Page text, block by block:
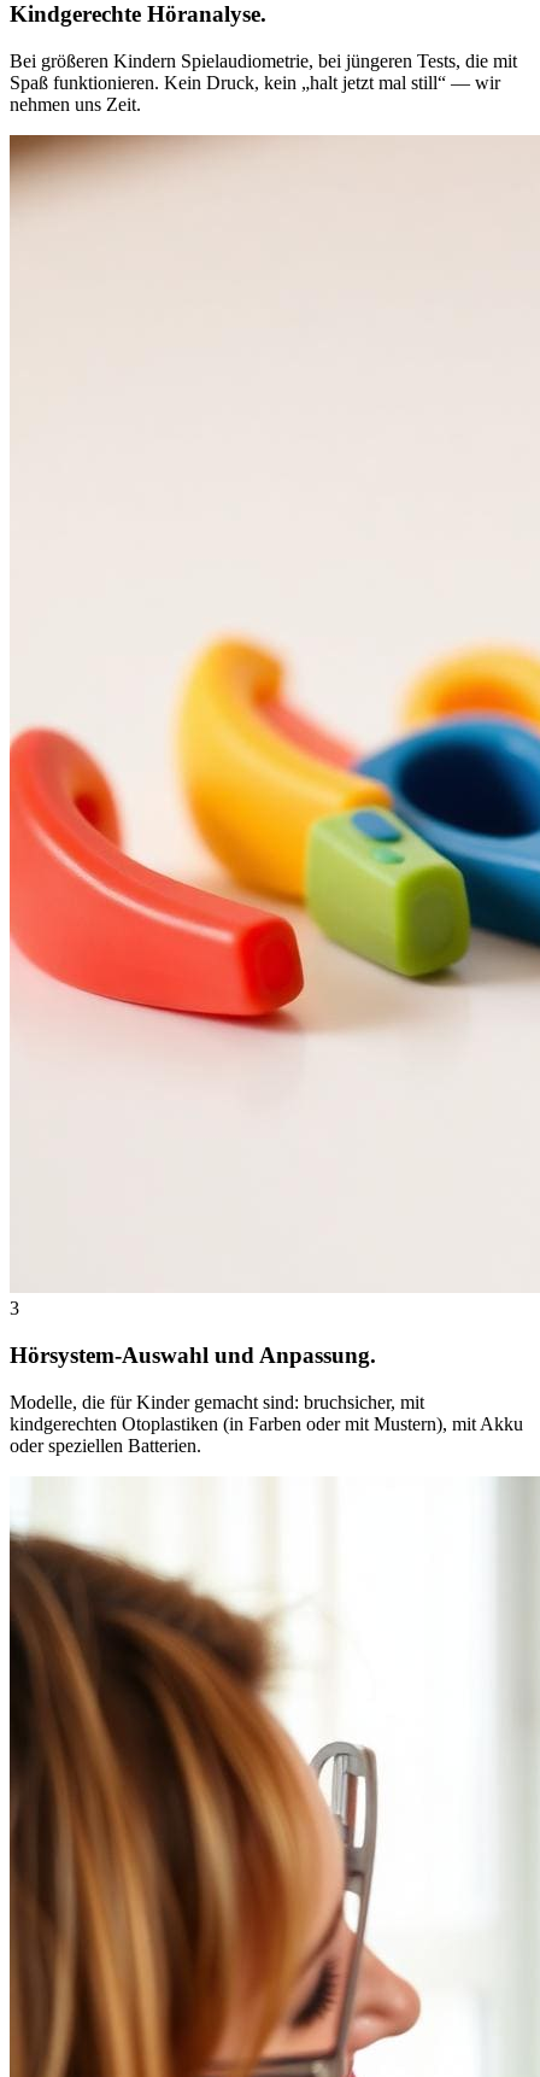
Kindgerechte Höranalyse.
Bei größeren Kindern Spielaudiometrie, bei jüngeren Tests, die mit
Spaß funktionieren. Kein Druck, kein „halt jetzt mal still“ — wir
nehmen uns Zeit.
3
Hörsystem-Auswahl und Anpassung.
Modelle, die für Kinder gemacht sind: bruchsicher, mit
kindgerechten Otoplastiken (in Farben oder mit Mustern), mit Akku
oder speziellen Batterien.